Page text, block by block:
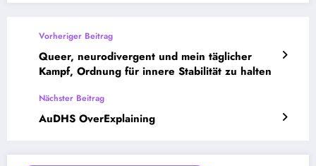
Vorheriger Beitrag
Queer, neurodivergent und mein täglicher
Kampf, Ordnung für innere Stabilität zu halten
Nächster Beitrag
AuDHS OverExplaining